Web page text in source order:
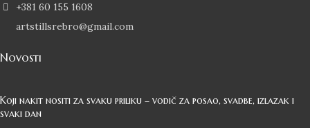
+381 60 155 1608
artstillsrebro@gmail.com
Novosti
Koji nakit nositi za svaku priliku – vodič za posao, svadbe, izlazak i
svaki dan